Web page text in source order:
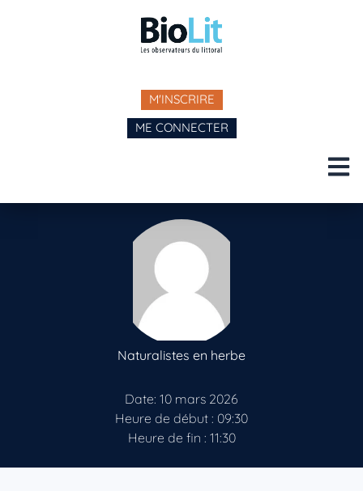
M'INSCRIRE
ME CONNECTER
Naturalistes en herbe
Date: 10 mars 2026
Heure de début : 09:30
Heure de fin : 11:30